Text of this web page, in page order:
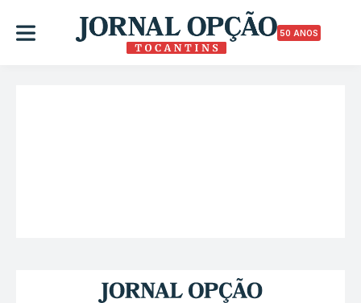
50 ANOS